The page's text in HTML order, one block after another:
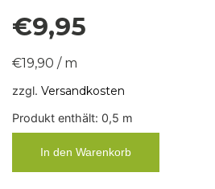
€9,95
€19,90 / m
zzgl. Versandkosten
Produkt enthält: 0,5 m
In den Warenkorb